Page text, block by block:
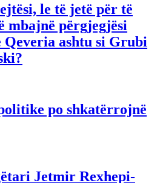
le të jetë për të
mbajnë përgjegjësi
ashtu si Grubi
po shkatërrojnë
Jetmir Rexhepi-